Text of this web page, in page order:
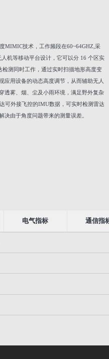
MIMIC技术，工作频段在60~64GHZ,采
机等移动平台设计，它可以分 16 个区实
测同时工作，通过实时扫描地形高度变
应用设备的动态高度调节，从而辅助无人
透雾、烟、尘及小雨环境，满足野外复杂
可外接飞控的IMU数据，可实时检测雷达
由于角度问题带来的测量误差。
电气指标 通信指